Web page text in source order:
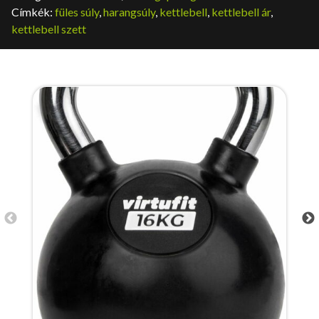
Címkék: füles súly,harangsúly, kettlebell, kettlebell ár,
kettlebell szett